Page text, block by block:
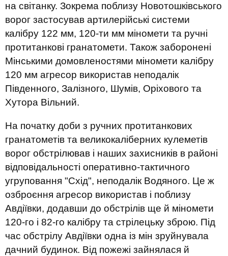
на світанку. Зокрема поблизу Новотошківського
ворог застосував артилерійські системи
калібру 122 мм, 120-ти мм міномети та ручні
протитанкові гранатомети. Також заборонені
Мінськими домовленостями міномети калібру
120 мм агресор використав неподалік
Південного, Залізного, Шумів, Оріхового та
Хутора Вільний.
На початку доби з ручних протитанкових
гранатометів та великокаліберних кулеметів
ворог обстрілював і наших захисників в районі
відповідальності оперативно-тактичного
угруповання "Схід", неподалік Водяного. Це ж
озброєння агресор використав і поблизу
Авдіївки, додавши до обстрілів ще й міномети
120-го і 82-го калібру та стрілецьку зброю. Під
час обстрілу Авдіївки одна із мін зруйнувала
дачний будинок. Від пожежі зайнялася й